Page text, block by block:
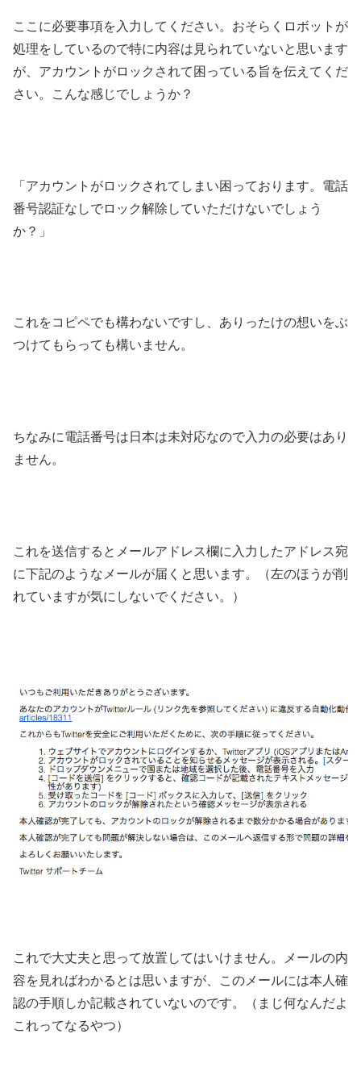
ここに必要事項を入力してください。おそらくロボットが
処理をしているので特に内容は見られていないと思います
が、アカウントがロックされて困っている旨を伝えてくだ
さい。こんな感じでしょうか？
「アカウントがロックされてしまい困っております。電話
番号認証なしでロック解除していただけないでしょう
か？」
これをコピペでも構わないですし、ありったけの想いをぶ
つけてもらっても構いません。
ちなみに電話番号は日本は未対応なので入力の必要はあり
ません。
これを送信するとメールアドレス欄に入力したアドレス宛
に下記のようなメールが届くと思います。（左のほうが削
れていますが気にしないでください。）
これで大丈夫と思って放置してはいけません。メールの内
容を見ればわかるとは思いますが、このメールには本人確
認の手順しか記載されていないのです。（まじ何なんだよ
これってなるやつ）